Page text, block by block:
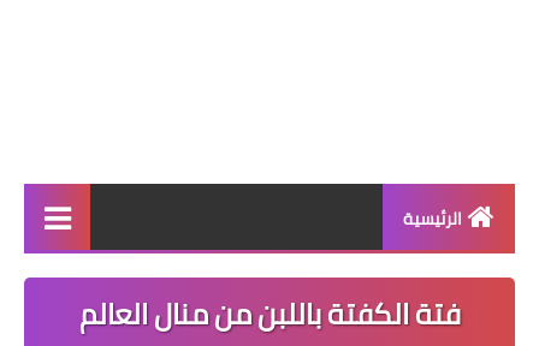
الرئيسية
الرئيسية
أطباق ووجبات
فتة الكفتة باللبن من منال العالم